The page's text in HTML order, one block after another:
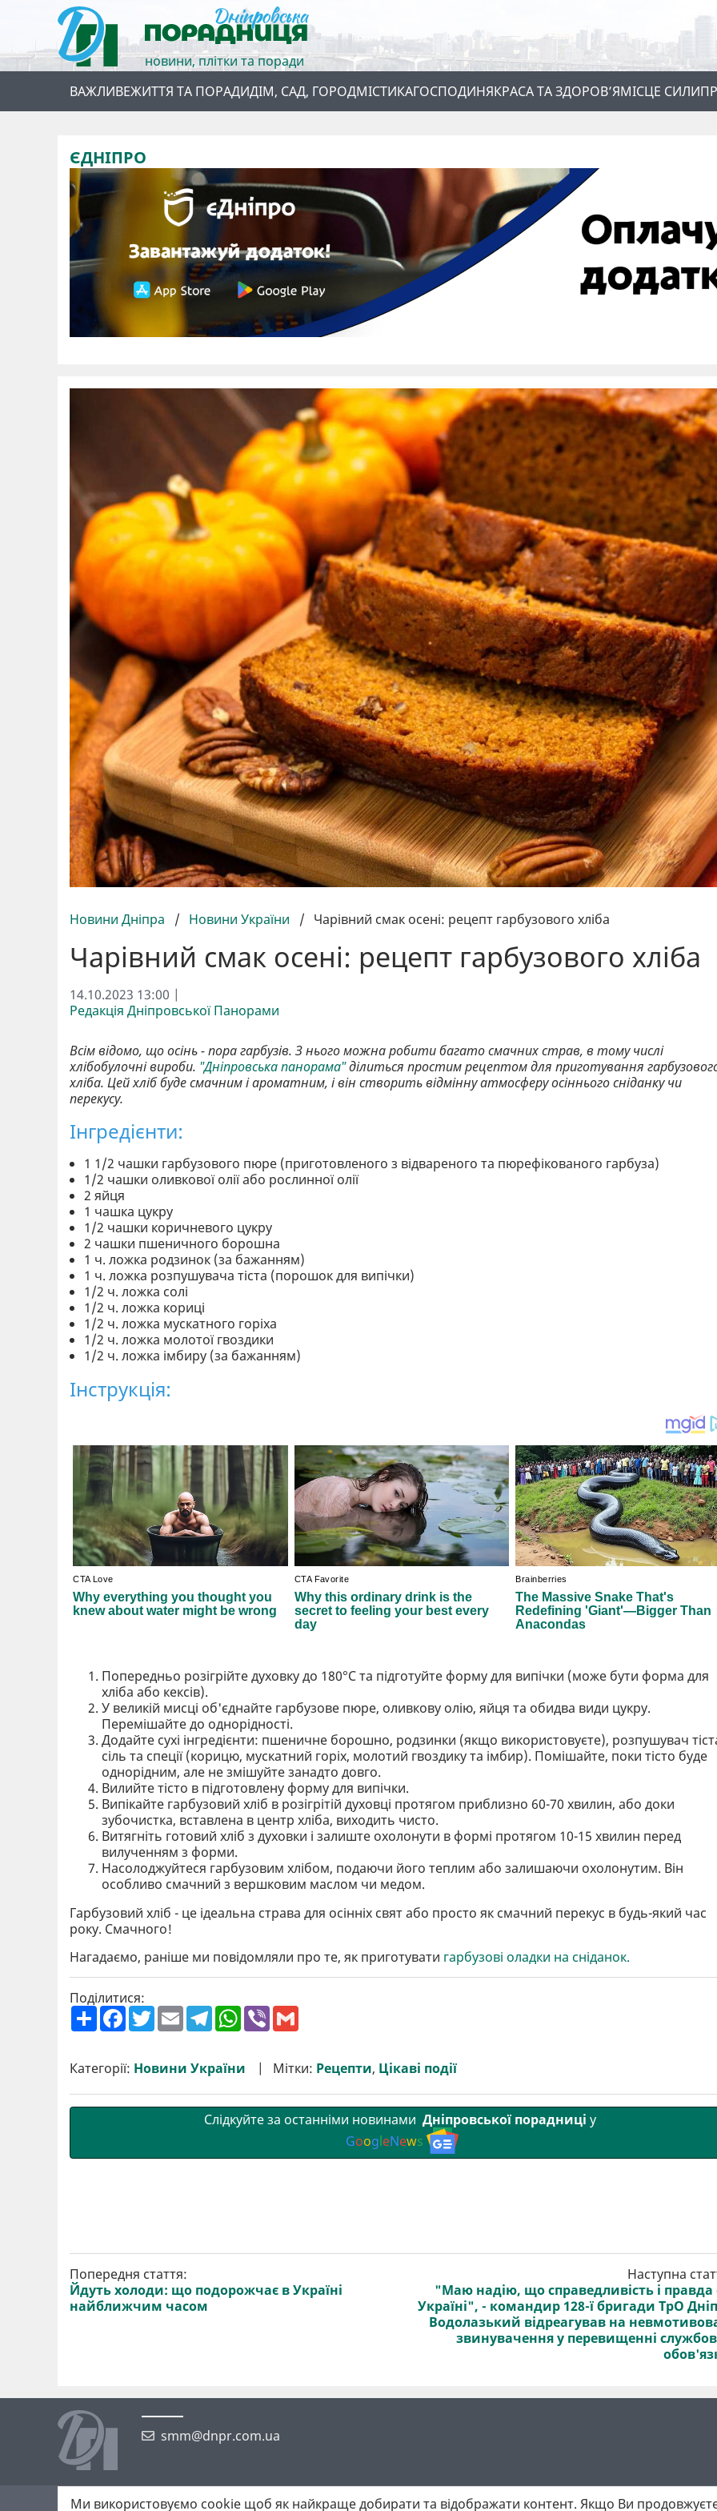
новини, плітки та поради
ВАЖЛИВЕЖИТТЯ ТА ПОРАДИДІМ, САД, ГОРОДМІСТИКАГОСПОДИНЯКРАСА ТА ЗДОРОВ’ЯМІСЦЕ СИЛИ
ЄДНІПРО
Новини Дніпра / Новини України / Чарівний смак осені: рецепт гарбузового хліба
Чарівний смак осені: рецепт гарбузового хліба
14.10.2023 13:00 |
Редакція Дніпровської Панорами
Всім відомо, що осінь - пора гарбузів. З нього можна робити багато смачних страв, в тому числі
хлібобулочні вироби. "Дніпровська панорама"ділиться простим рецептом для приготування
хліба. Цей хліб буде смачним і ароматним, і він створить відмінну атмосферу осіннього сніданку чи
перекусу.
Інгредієнти:
1 1/2 чашки гарбузового пюре (приготовленого з відвареного та пюрефікованого гарбуза)
1/2 чашки оливкової олії або рослинної олії
2 яйця
1 чашка цукру
1/2 чашки коричневого цукру
2 чашки пшеничного борошна
1 ч. ложка родзинок (за бажанням)
1 ч. ложка розпушувача тіста (порошок для випічки)
1/2 ч. ложка солі
1/2 ч. ложка кориці
1/2 ч. ложка мускатного горіха
1/2 ч. ложка молотої гвоздики
1/2 ч. ложка імбиру (за бажанням)
Інструкція:
Попередньо розігрійте духовку до 180°C та підготуйте форму для випічки (може бути форма для
хліба або кексів).
У великій мисці об'єднайте гарбузове пюре, оливкову олію, яйця та обидва види цукру.
Перемішайте до однорідності.
Додайте сухі інгредієнти: пшеничне борошно, родзинки (якщо використовуєте), розпушувач
сіль та спеції (корицю, мускатний горіх, молотий гвоздику та імбир). Помішайте, поки тісто буде
однорідним, але не змішуйте занадто довго.
Вилийте тісто в підготовлену форму для випічки.
Випікайте гарбузовий хліб в розігрітій духовці протягом приблизно 60-70 хвилин, або доки
зубочистка, вставлена в центр хліба, виходить чисто.
Витягніть готовий хліб з духовки і залиште охолонути в формі протягом 10-15 хвилин перед
вилученням з форми.
Насолоджуйтеся гарбузовим хлібом, подаючи його теплим або залишаючи охолонутим. Він
особливо смачний з вершковим маслом чи медом.
Гарбузовий хліб - це ідеальна страва для осінніх свят або просто як смачний перекус в будь-який час
року. Смачного!
Нагадаємо, раніше ми повідомляли про те, як приготувати гарбузові оладки на сніданок.
Поділитися:
П
о
р
и
F
a
b
o
T
w
t
e
E
m
l
T
e
g
r
W
h
s
A
V
r l
Категорії: Новини України Мітки: Рецепти, Цікаві події
Слідкуйте за останніми новинами Дніпровської порадниці у
GoogleNews
Попередня стаття:
Йдуть холоди: що подорожчає в Україні
найближчим часом
Наступна
"Маю надію, що справедливість і правда
Україні", - командир 128-ї бригади ТрО
Водолазький відреагував на
звинувачення у перевищенні
smm@dnpr.com.ua
©2026 https://dnpr.com.ua Дніпровська порадниця
Ми використовуємо cookie щоб як найкраще добирати та відображати контент. Якщо Ви